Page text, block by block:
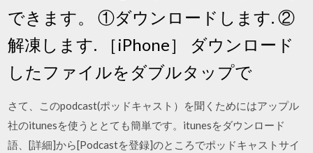
できます。 ①ダウンロードします. ②
解凍します. ［iPhone］ ダウンロード
したファイルをダブルタップで
さて、このpodcast(ポッドキャスト）を聞くためにはアップル
社のitunesを使うととても簡単です。itunesをダウンロード
語、[詳細]から[Podcastを登録]のところでポッドキャストサイ